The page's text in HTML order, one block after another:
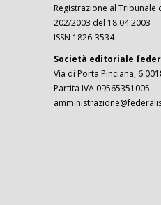
Registrazione al Tribunale
202/2003 del 18.04.2003
ISSN 1826-3534
Società editoriale
Via di Porta Pinciana, 6
Partita IVA 09565351005